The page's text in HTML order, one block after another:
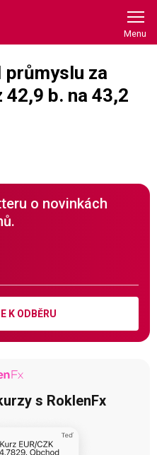
průmyslu za
42,9 b. na 43,2
o novinkách
K ODBĚRU
s RoklenFx